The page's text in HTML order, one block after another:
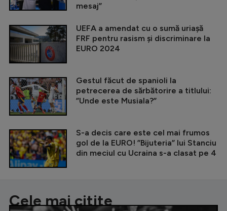
mesaj”
UEFA a amendat cu o sumă uriașă
FRF pentru rasism și discriminare la
EURO 2024
Gestul făcut de spanioli la
petrecerea de sărbătorire a titlului:
”Unde este Musiala?”
S-a decis care este cel mai frumos
gol de la EURO! ”Bijuteria” lui Stanciu
din meciul cu Ucraina s-a clasat pe 4
Cele mai citite